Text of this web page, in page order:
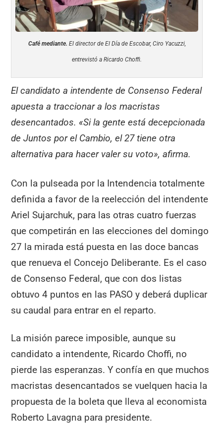
Café mediante. El director de El Día de Escobar, Ciro Yacuzzi,
entrevistó a Ricardo Choffi.
El candidato a intendente de Consenso Federal
apuesta a traccionar a los macristas
desencantados. «Si la gente está decepcionada
de Juntos por el Cambio, el 27 tiene otra
alternativa para hacer valer su voto», afirma.
Con la pulseada por la Intendencia totalmente
definida a favor de la reelección del intendente
Ariel Sujarchuk, para las otras cuatro fuerzas
que competirán en las elecciones del domingo
27 la mirada está puesta en las doce bancas
que renueva el Concejo Deliberante. Es el caso
de Consenso Federal, que con dos listas
obtuvo 4 puntos en las PASO y deberá duplicar
su caudal para entrar en el reparto.
La misión parece imposible, aunque su
candidato a intendente, Ricardo Choffi, no
pierde las esperanzas. Y confía en que muchos
macristas desencantados se vuelquen hacia la
propuesta de la boleta que lleva al economista
Roberto Lavagna para presidente.